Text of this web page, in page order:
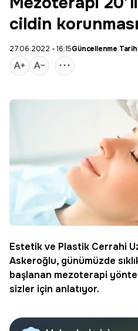
cildin
27.06.2022 - 16:15Güncellenme
Estetikve Plastik Cerrahi
Askeroğlu, günümüzde
başlanan mezoterapi
sizler için anlatıyor.